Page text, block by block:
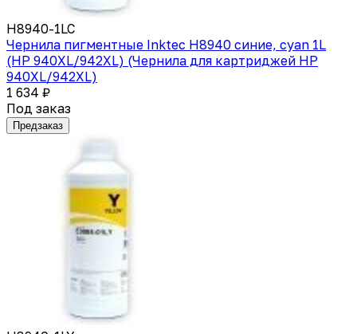
H8940-1LC
Чернила пигментные Inktec H8940 синие, cyan 1L
(HP 940XL/942XL) (Чернила для картриджей HP
940XL/942XL)
1 634 ₽
Под заказ
Предзаказ